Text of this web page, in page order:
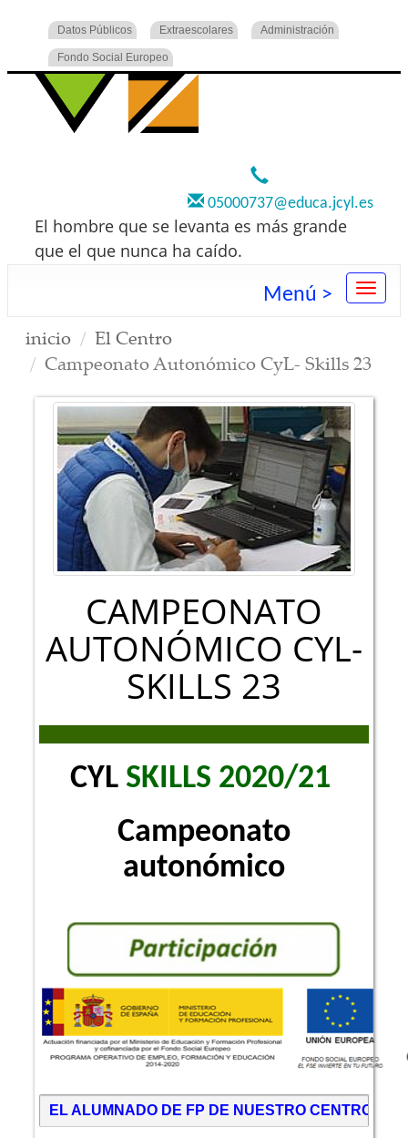
Datos Públicos Extraescolares Administración
Fondo Social Europeo
05000737@educa.jcyl.es
El hombre que se levanta es más grande
que el que nunca ha caído.
Menú >
inicio
El Centro
Campeonato Autonómico CyL- Skills 23
CAMPEONATO
AUTONÓMICO CYL-
SKILLS 23
CYL SKILLS 2020/21
Campeonato
autonómico
EL ALUMNADO DE FP DE NUESTRO CENTRO